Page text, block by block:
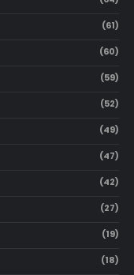
(61)
(60)
(59)
(52)
(49)
(47)
(42)
(27)
(19)
(18)